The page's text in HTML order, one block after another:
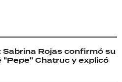
Rojas confirmó su
Chatruc y explicó